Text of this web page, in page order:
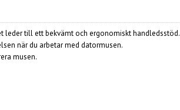
leder till ett bekvämt och ergonomiskt handledsstöd.
när du arbetar med datormusen.
musen.